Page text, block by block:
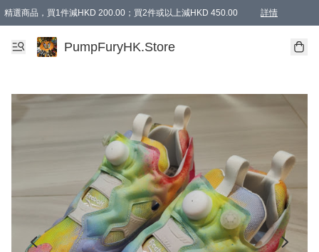
精選商品，買1件減HKD 200.00；買2件或以上減HKD 450.00 詳情
AAPE商品,會員專享9折或以上（按會員等級）AAPE products, members can
精選商品，任選買2件或以上減HKD 100.00
購物滿 HKD 800.00即享免運費優惠！（適用於 特定的送貨方式 )
PumpFuryHK.Store